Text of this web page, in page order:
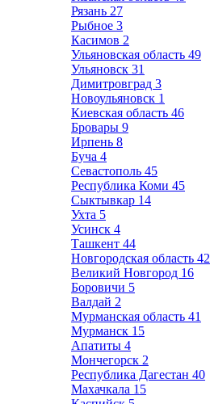
Рязань 27
Рыбное 3
Касимов 2
Ульяновская область 49
Ульяновск 31
Димитровград 3
Новоульяновск 1
Киевская область 46
Бровары 9
Ирпень 8
Буча 4
Севастополь 45
Республика Коми 45
Сыктывкар 14
Ухта 5
Усинск 4
Ташкент 44
Новгородская область 42
Великий Новгород 16
Боровичи 5
Валдай 2
Мурманская область 41
Мурманск 15
Апатиты 4
Мончегорск 2
Республика Дагестан 40
Махачкала 15